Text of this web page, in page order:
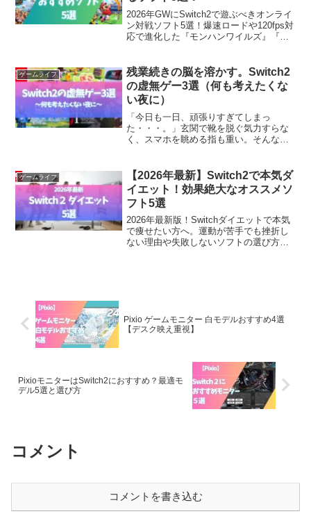
2026年GWにSwitch2で遊ぶべきオンライ
ン対戦ソフト5選！爆速ロードや120fps対
応で進化した『モンハンワイルズ』『マ
した「最高の休日」の過ごし方を提案し
ます。
ゲームライフ
残業続きの脳を溶かす。Switch2
の虚無ゲー3選（何も考えたくな
い夜に）
「今日も一日、頑張りすぎてしまっ
た・・・。」玄関で靴を脱ぐ気力すらな
く、スマホを眺める指も重い。そんな
難しいことは考えたくない。そんな贅沢
な「虚無」を求めているあなたへ...
ゲームライフ
【2026年最新】Switch2で本気ダ
イエット！効果絶大なオススメソ
フト5選
2026年最新版！Switchダイエットで本気
で痩せたい方へ。運動が苦手でも挫折し
ない理由や失敗しないソフトの選び方を
Pixio ゲームモニター 白モデルおすすめ4選
【デスク映え重視】
PixioモニターはSwitch2におすすめ？最適モ
デル5選と選び方
コメント
コメントを書き込む